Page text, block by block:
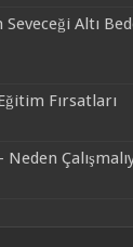
Altı
Fırsatları